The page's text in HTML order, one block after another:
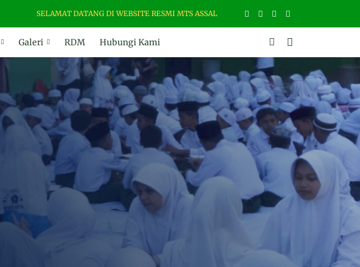
SELAMAT DATANG DI WEBSITE RESMI MTS ASSALAM MARTAPURA. ALAMAT : JL. ZAMRUD NO. 02
Galeri RDM Hubungi Kami